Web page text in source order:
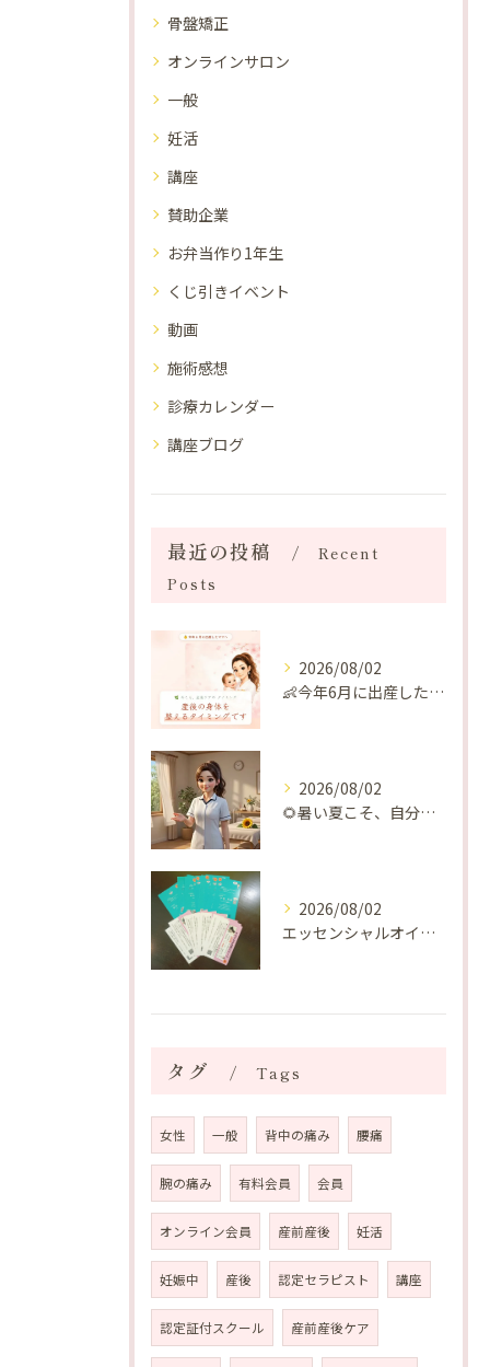
骨盤矯正
オンラインサロン
一般
妊活
講座
賛助企業
お弁当作り1年生
くじ引きイベント
動画
施術感想
診療カレンダー
講座ブログ
最近の投稿
Recent
Posts
2026/08/02
👶今年6月に出産したママへ♡
2026/08/02
🌻暑い夏こそ、自分の身体を整える時間を♡
2026/08/02
エッセンシャルオイルプレゼントご当選番号発表 2026年8月
タグ Tags
女性 一般 背中の痛み 腰痛
腕の痛み 有料会員 会員
オンライン会員 産前産後 妊活
妊娠中 産後 認定セラピスト 講座
認定証付スクール 産前産後ケア